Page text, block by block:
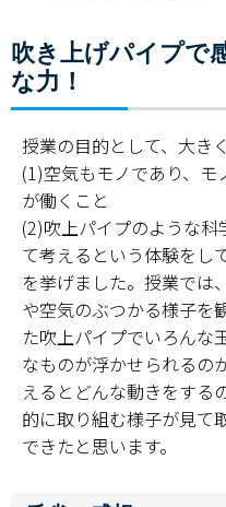
吹き上げパイプで
な力！
授業の目的として、大きく
(1)空気もモノであり、
が働くこと
(2)吹上パイプのような
て考えるという体験をし
を挙げました。授業では
や空気のぶつかる様子を
た吹上パイプでいろんな
なものが浮かせられるの
えるとどんな動きをする
的に取り組む様子が見て
できたと思います。